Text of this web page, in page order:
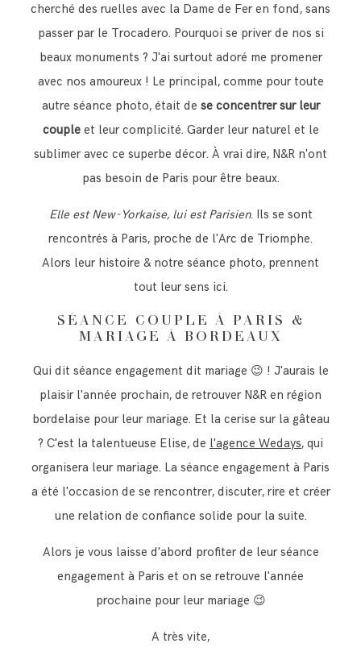
cherché des ruelles avec la Dame de Fer en fond, sans
passer par le Trocadero. Pourquoi se priver de nos si
beaux monuments ? J'ai surtout adoré me promener
avec nos amoureux ! Le principal, comme pour toute
autre séance photo, était de se concentrer sur leur
coupleet leur complicité. Garder leur naturel et le
sublimer avec ce superbe décor. À vrai dire, N&R n'ont
pas besoin de Paris pour être beaux.
Elle est New-Yorkaise, lui est Parisien. Ils se sont
rencontrés à Paris, proche de l'Arc de Triomphe.
Alors leur histoire & notre séance photo, prennent
tout leur sens ici.
SÉANCE COUPLE À PARIS &
MARIAGE À BORDEAUX
Qui dit séance engagement dit mariage 😉 ! J'aurais le
plaisir l'année prochain, de retrouver N&R en région
bordelaise pour leur mariage. Et la cerise sur la gâteau
? C'est la talentueuse Elise, de l'agence Wedays, qui
organisera leur mariage. La séance engagement à Paris
a été l'occasion de se rencontrer, discuter, rire et créer
une relation de confiance solide pour la suite.
Alors je vous laisse d'abord profiter de leur séance
engagement à Paris et on se retrouve l'année
prochaine pour leur mariage 😉
A très vite,